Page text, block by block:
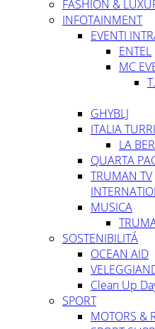
FASHION &
INFOTAINMENT
EVENTI
ENTEL
MC
GHYBLJ
ITALIA
LA
QUARTA
TRUMAN TV
MUSICA
SOSTENIBILITÁ
OCEAN AID
Clean Up
SPORT
MOTORS &